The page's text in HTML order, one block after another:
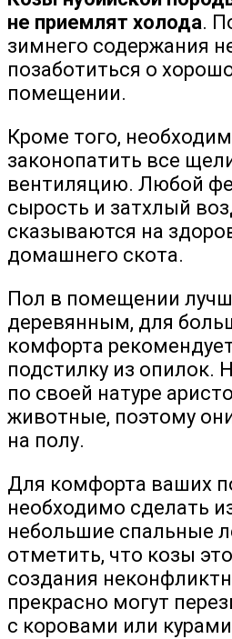
не приемлят холода.
зимнего содержания
позаботиться о
помещении.
Кроме того,
законопатить все
вентиляцию. Любой
сырость и затхлый
сказываются на
домашнего скота.
Пол в помещении
деревянным, для
комфорта
подстилку из опилок.
по своей натуре
животные, поэтому
на полу.
Для комфорта ваших
необходимо сделать
небольшие спальные
отметить, что козы
создания
прекрасно могут
с коровами или